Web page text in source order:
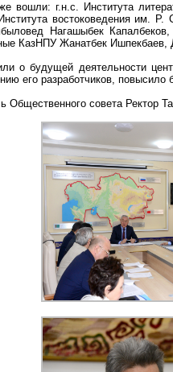
вошли: г.н.с. Института
востоковедения им.
Нагашыбек
КазНПУ Жанатбек Ишпекбаев,
о будущей деятельности
его разработчиков,
Общественного совета Ректор